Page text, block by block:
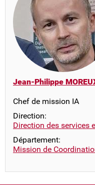
Jean-Philippe
Chef de mission IA
Direction:
Direction des services
Département:
Mission de